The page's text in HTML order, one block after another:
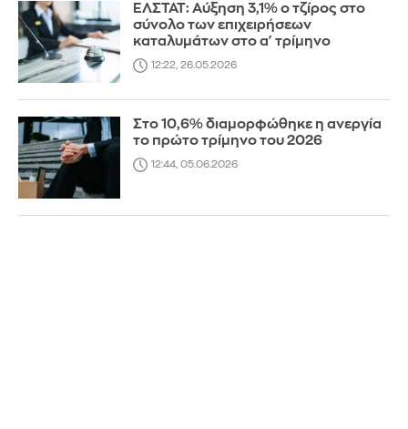
ΕΛΣΤΑΤ: Αύξηση 3,1% ο τζίρος στο
σύνολο των επιχειρήσεων
καταλυμάτων στο α' τρίμηνο
12:22, 26.05.2026
Στο 10,6% διαμορφώθηκε η ανεργία
το πρώτο τρίμηνο του 2026
12:44, 05.06.2026